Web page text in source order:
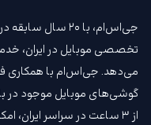
جی‌اس‌ام، با ۲۰
تخصصی موبایل در ایران،
می‌دهد. جی‌اس‌ام با همکاری
گوشی‌های موبایل موجود در
از ۳ ساعت در سراسر